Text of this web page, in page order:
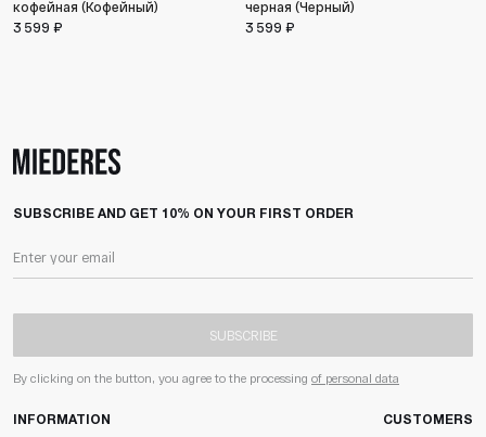
кофейная (Кофейный)
3 599 ₽
черная (Черный)
3 599 ₽
SUBSCRIBE AND GET 10% ON YOUR FIRST ORDER
SUBSCRIBE
By clicking on the button, you agree to the processing of personal data
INFORMATION CUSTOMERS